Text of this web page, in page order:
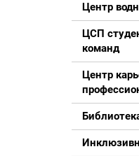
Центр
ЦСП
команд
Центр